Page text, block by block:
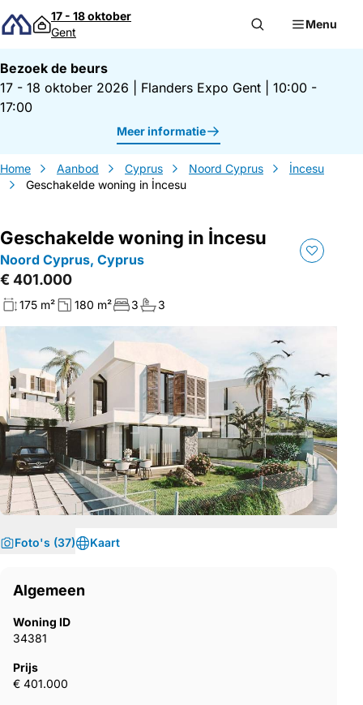
Direct naar inhoud
17 - 18 oktober
Gent
Menu
Bezoek de beurs
17 - 18 oktober 2026
Flanders Expo Gent
10:00 -
17:00
Meer informatie
Home Aanbod Cyprus Noord Cyprus
İncesu
Geschakelde woning in İncesu
Geschakelde woning in İncesu
Noord Cyprus, Cyprus
€ 401.000
175 m² 180 m² 3 3
Foto's (37) Kaart
Algemeen
Woning ID
34381
Prijs
€ 401.000